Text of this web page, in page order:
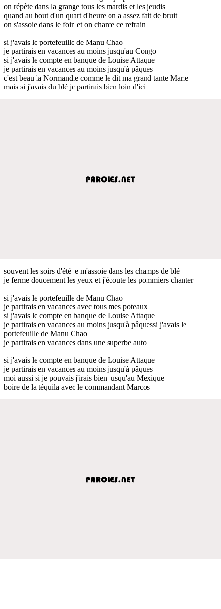
on répète dans la grange tous les mardis et les jeudis
quand au bout d'un quart d'heure on a assez fait de bruit
on s'assoie dans le foin et on chante ce refrain
si j'avais le portefeuille de Manu Chao
je partirais en vacances au moins jusqu'au Congo
si j'avais le compte en banque de Louise Attaque
je partirais en vacances au moins jusqu'à pâques
c'est beau la Normandie comme le dit ma grand tante Marie
mais si j'avais du blé je partirais bien loin d'ici
souvent les soirs d'été je m'assoie dans les champs de blé
je ferme doucement les yeux et j'écoute les pommiers chanter
si j'avais le portefeuille de Manu Chao
je partirais en vacances avec tous mes poteaux
si j'avais le compte en banque de Louise Attaque
je partirais en vacances au moins jusqu'à pâquessi j'avais le
portefeuille de Manu Chao
je partirais en vacances dans une superbe auto
si j'avais le compte en banque de Louise Attaque
je partirais en vacances au moins jusqu'à pâques
moi aussi si je pouvais j'irais bien jusqu'au Mexique
boire de la téquila avec le commandant Marcos